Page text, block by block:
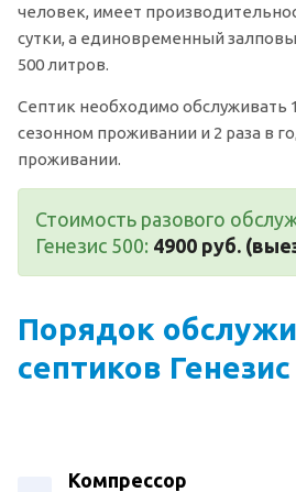
человек, имеет
сутки, а единовременный
500 литров.
Септик необходимо обслуживать
сезонном проживании и 2 раза в
проживании.
Стоимость разового
Генезис 500: 4900 руб.
Порядок
септиков
Компрессор